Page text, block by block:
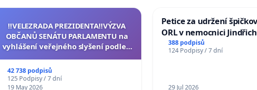
‼️VELEZRADA PREZIDENTA‼️VÝZVA
OBČANŮ SENÁTU PARLAMENTU na
vyhlášení veřejného slyšení podle §
na přijetí usnesení k podání ústavní
žaloby na prezidenta republiky
42 738 podpisů
125 Podpisy / 7 dní
19 May 2026
Petice za udržení
ORL v nemocnici
Hradec
388 podpisů
124 Podpisy / 7 dní
29 Jul 2026